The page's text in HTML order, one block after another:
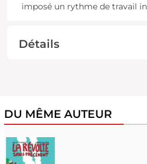
imposé un rythme de travail in
Détails
DU MÊME AUTEUR